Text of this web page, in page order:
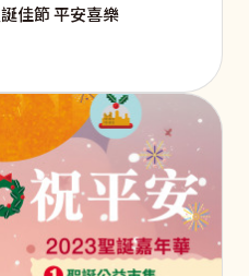
佳節 平安喜樂